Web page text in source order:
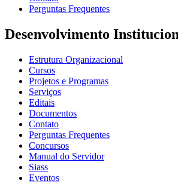
Perguntas Frequentes
Desenvolvimento
Estrutura Organizacional
Cursos
Projetos e Programas
Serviços
Editais
Documentos
Contato
Perguntas Frequentes
Concursos
Manual do Servidor
Siass
Eventos